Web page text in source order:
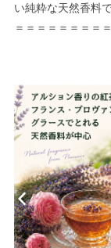
い純粋な天然香料
＝＝＝＝＝＝＝＝